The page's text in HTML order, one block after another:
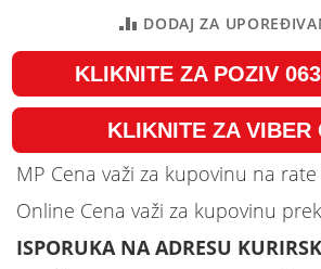
DODAJ ZA
KLIKNITE ZA POZIV
KLIKNITE ZA VIBER
MP Cena važi za kupovinu na
Online Cena važi za kupovinu
ISPORUKA NA ADRESU